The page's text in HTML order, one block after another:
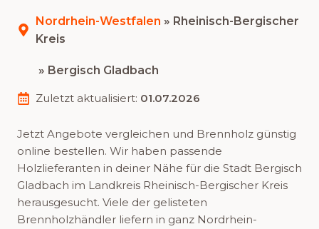
Nordrhein-Westfalen » Rheinisch-Bergischer
Kreis
» Bergisch Gladbach
Zuletzt aktualisiert: 01.07.2026
Jetzt Angebote vergleichen und Brennholz günstig
online bestellen. Wir haben passende
Holzlieferanten in deiner Nähe für die Stadt Bergisch
Gladbach im Landkreis Rheinisch-Bergischer Kreis
herausgesucht. Viele der gelisteten
Brennholzhändler liefern in ganz Nordrhein-